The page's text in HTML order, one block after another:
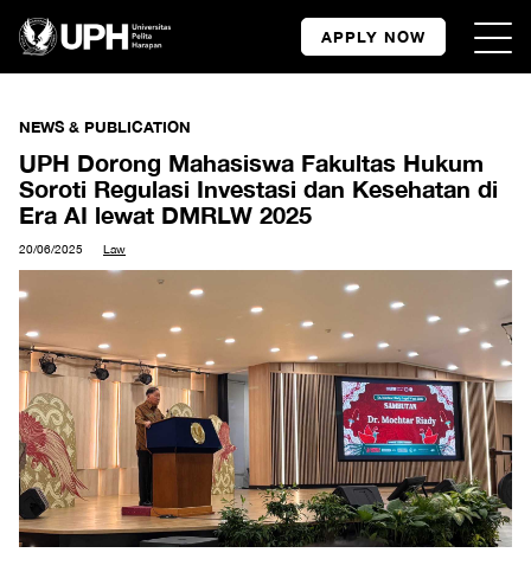
APPLY NOW
NEWS & PUBLICATION
UPH Dorong Mahasiswa Fakultas Hukum
Soroti Regulasi Investasi dan Kesehatan di
Era AI lewat DMRLW 2025
20/06/2025 Law